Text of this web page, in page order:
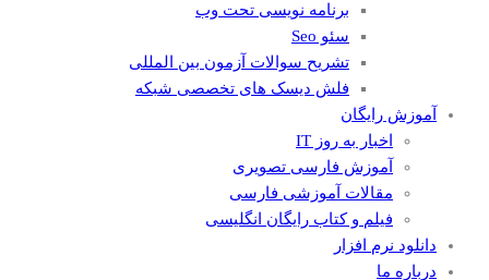
برنامه نویسی تحت وب
سئو Seo
تشریح سوالات آزمون بین المللی
فلش دیسک های تخصصی شبکه
آموزش رایگان
اخبار به روز IT
آموزش فارسی تصویری
مقالات آموزشی فارسی
فیلم و کتاب رایگان انگلیسی
دانلود نرم افزار
درباره ما